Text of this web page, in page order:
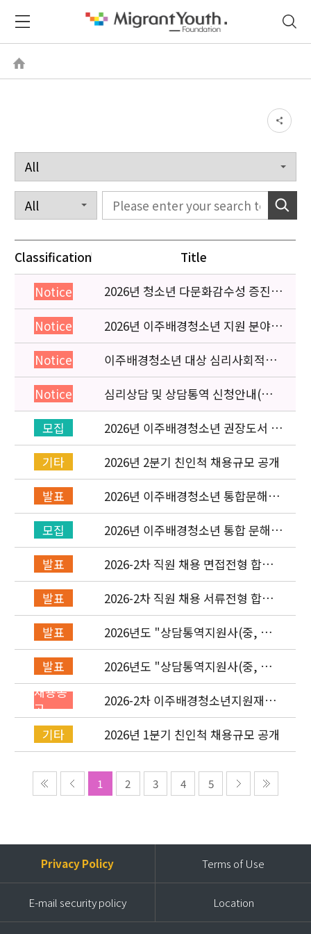
Classification Title
Notice
2026년 청소년 다문화감수성 증진
프로그램 「다가감」신청기관 안내
Notice
2026년 이주배경청소년 지원 분야
종사자 역량강화 교육 일정 안내
Notice
이주배경청소년 대상 심리사회적응
검사 연수동영상 개편 안내
Notice
심리상담 및 상담통역 신청안내(의뢰
서첨부)
모집
2026년 이주배경청소년 권장도서 목
록 구성을 위한 청소년 참여 이벤트
안내
기타
2026년 2분기 친인척 채용규모 공개
발표
2026년 이주배경청소년 통합문해력
교육지원사업 수행기관 선정 결과 발
표
모집
2026년 이주배경청소년 통합 문해력
교육지원 사업 위탁기관 신청 공고
발표
2026-2차 직원 채용 면접전형 합격
자 발표 및 적격심사 안내
발표
2026-2차 직원 채용 서류전형 합격
자 발표 및 면접전형 안내
발표
2026년도 "상담통역지원사(중, 베,
러, 몽)" 면접심사 합격자 발표
발표
2026년도 "상담통역지원사(중, 베,
러, 몽)" 서류심사 합격자 발표
채용공
고
2026-2차 이주배경청소년지원재단
직원(기획운영실/사업운영부/개발
협력부) 채용공고 (~4/26)
기타 2026년 1분기 친인척 채용규모 공개
1 2 3 4 5
Privacy Policy Terms of Use
E-mail security policy Location